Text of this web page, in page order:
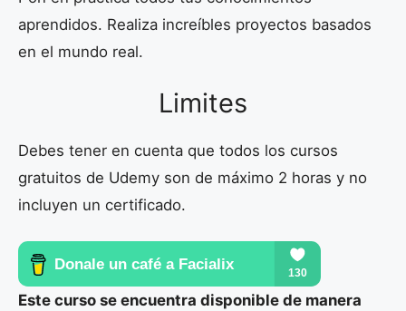
aprendidos. Realiza increíbles proyectos basados
en el mundo real.
Limites
Debes tener en cuenta que todos los cursos
gratuitos de Udemy son de máximo 2 horas y no
incluyen un certificado.
Este curso se encuentra disponible de manera